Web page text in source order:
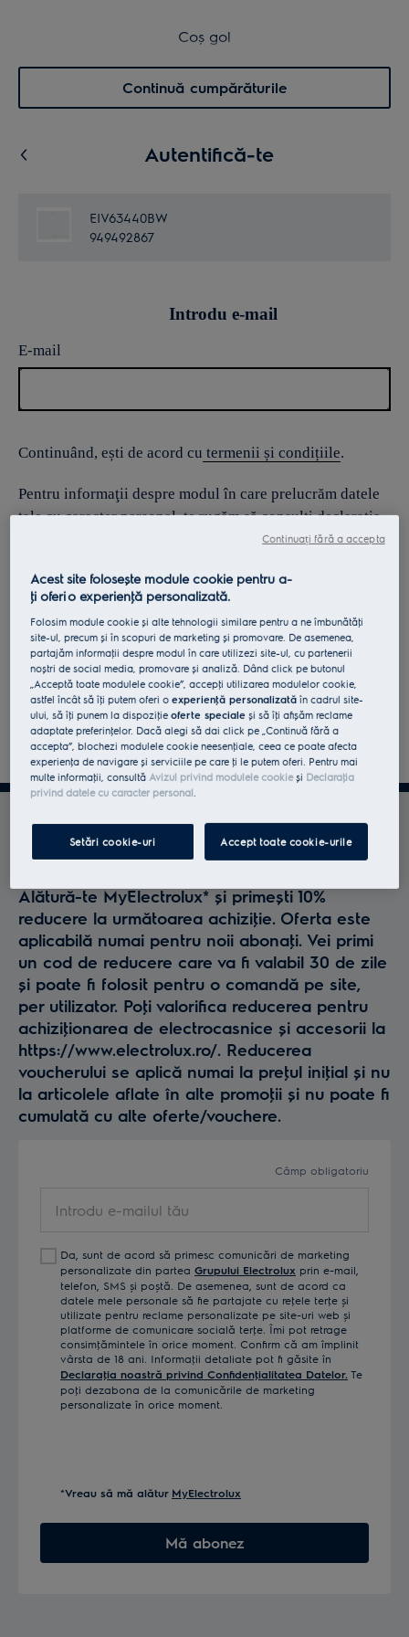
Menu 0
Coș de cumpărături
Coș gol
Continuă cumpărăturile
Autentifică-te
EIV63440BW
949492867
Introdu e-mail
E-mail
Continuând, ești de acord cu termenii și condițiile.
Pentru informaţii despre modul în care prelucrăm datele
tale cu caracter personal, te rugăm să consulţi declaraţia
Profită la maxim de
Electrolux
Alătură-te MyElectrolux* și primești 10%
reducere la următoarea achiziţie. Oferta este
aplicabilă numai pentru noii abonaţi. Vei primi
un cod de reducere care va fi valabil 30 de zile
și poate fi folosit pentru o comandă pe site,
per utilizator. Poţi valorifica reducerea pentru
achiziţionarea de electrocasnice și accesorii la
https://www.electrolux.ro/. Reducerea
voucherului se aplică numai la preţul iniţial și nu
la articolele aflate în alte promoţii și nu poate fi
cumulată cu alte oferte/vouchere.
Câmp obligatoriu
Da, sunt de acord să primesc comunicări de marketing
personalizate din partea Grupului Electrolux prin e-mail,
telefon, SMS și poștă. De asemenea, sunt de acord ca
datele mele personale să fie partajate cu reţele terţe și
utilizate pentru reclame personalizate pe site-uri web și
platforme de comunicare socială terţe. Îmi pot retrage
consimţămintele în orice moment. Confirm că am împlinit
vârsta de 18 ani. Informaţii detaliate pot fi găsite în
Declaraţia noastră privind Confidenţialitatea Datelor. Te
poţi dezabona de la comunicările de marketing
personalizate în orice moment.
*Vreau să mă alătur MyElectrolux
Mă abonez
Acest site folosește module cookie pentru a-
ţi oferi o experienţă personalizată.
Folosim module cookie și alte tehnologii similare pentru a ne îmbunătăţi
site-ul, precum și în scopuri de marketing și promovare. De asemenea,
partajăm informaţii despre modul în care utilizezi site-ul, cu partenerii
noștri de social media, promovare și analiză. Dând click pe butonul
„Acceptă toate modulele cookie”, accepţi utilizarea modulelor cookie,
astfel încât să îţi putem oferi oexperienţă personalizată în cadrul site-
ului, să îţi punem la dispoziţieoferte speciale și să îţi afișăm reclame
adaptate preferinţelor. Dacă alegi să dai click pe „Continuă fără a
accepta”, blochezi modulele cookie neesenţiale, ceea ce poate afecta
experienţa de navigare și serviciile pe care ţi le putem oferi. Pentru mai
multe informaţii, consultă Avizul privind modulele cookieși Declaraţia
privind datele cu caracter personal.
Setări cookie-uri Accept toate cookie-urile
Continuați fără a accepta